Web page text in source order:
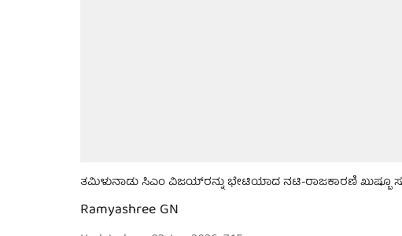
ತಮಿಳುನಾಡು ಸಿಎಂ ವಿಜಯ್‌ರನ್ನು ಭೇಟಿಯಾದ ನಟಿ-ರಾಜಕಾರಣಿ ಖುಷ್ಬೂ
Ramyashree GN